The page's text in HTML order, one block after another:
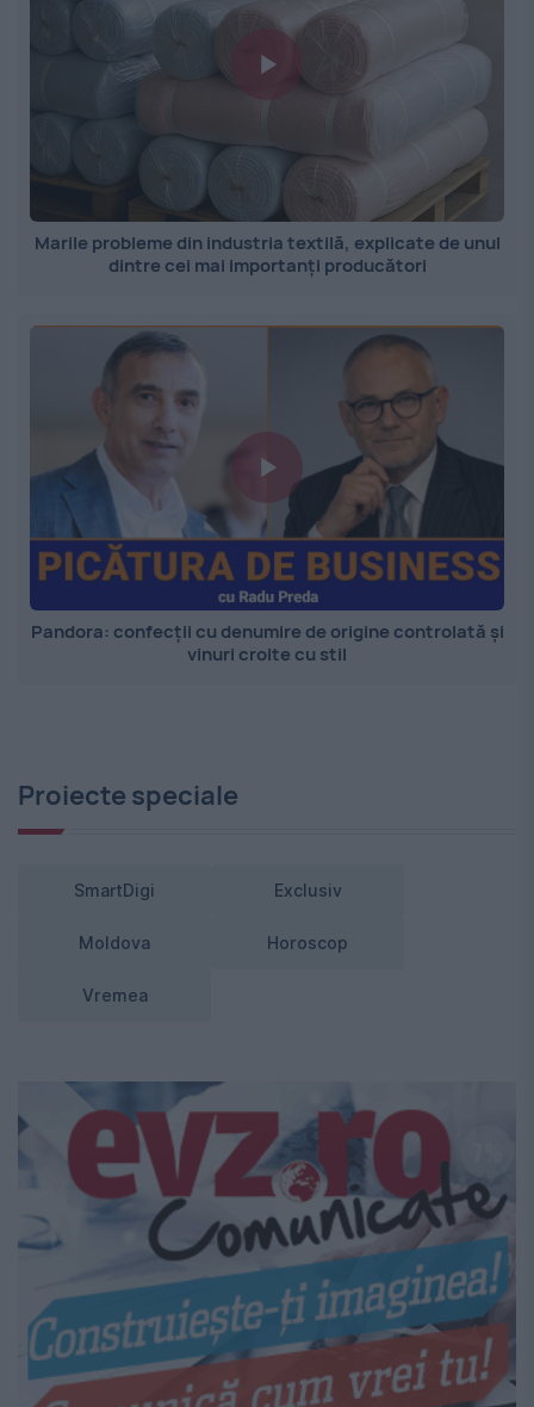
Marile probleme din industria textilă, explicate de unul
dintre cei mai importanți producători
Pandora: confecții cu denumire de origine controlată și
vinuri croite cu stil
Proiecte speciale
SmartDigi Exclusiv
Moldova Horoscop
Vremea